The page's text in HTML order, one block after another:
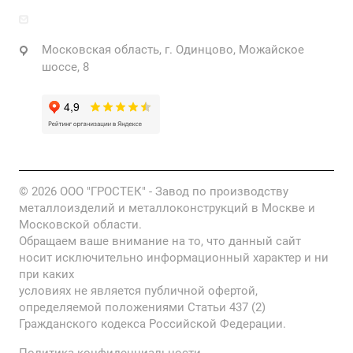
Московская область, г. Одинцово, Можайское
шоссе, 8
© 2026 ООО "ГРОСТЕК" - Завод по производству
металлоизделий и металлоконструкций в Москве и
Московской области.
Обращаем ваше внимание на то, что данный сайт
носит исключительно информационный характер и ни
при каких
условиях не является публичной офертой,
определяемой положениями Статьи 437 (2)
Гражданского кодекса Российской Федерации.